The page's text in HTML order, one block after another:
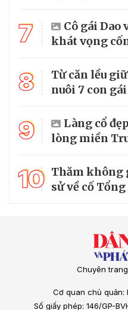
7
Cô gái Dao
khát vọng
8
Từ căn lều
nuôi 7 con
9
Làng cổ
lòng miền
10 Thăm không
sử về cố
Chuyên
Cơ quan chủ quản:
Số giấy phép: 146/GP-